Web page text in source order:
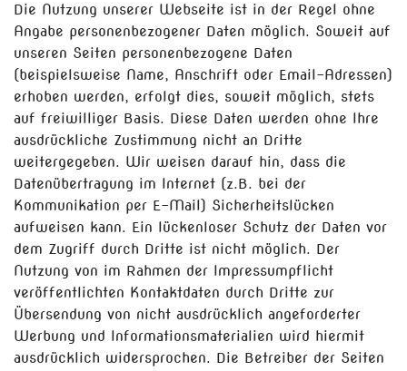
Die Nutzung unserer Webseite ist in der Regel ohne
Angabe personenbezogener Daten möglich. Soweit auf
unseren Seiten personenbezogene Daten
(beispielsweise Name, Anschrift oder Email-Adressen)
erhoben werden, erfolgt dies, soweit möglich, stets
auf freiwilliger Basis. Diese Daten werden ohne Ihre
ausdrückliche Zustimmung nicht an Dritte
weitergegeben. Wir weisen darauf hin, dass die
Datenübertragung im Internet (z.B. bei der
Kommunikation per E-Mail) Sicherheitslücken
aufweisen kann. Ein lückenloser Schutz der Daten vor
dem Zugriff durch Dritte ist nicht möglich. Der
Nutzung von im Rahmen der Impressumpflicht
veröffentlichten Kontaktdaten durch Dritte zur
Übersendung von nicht ausdrücklich angeforderter
Werbung und Informationsmaterialien wird hiermit
ausdrücklich widersprochen. Die Betreiber der Seiten